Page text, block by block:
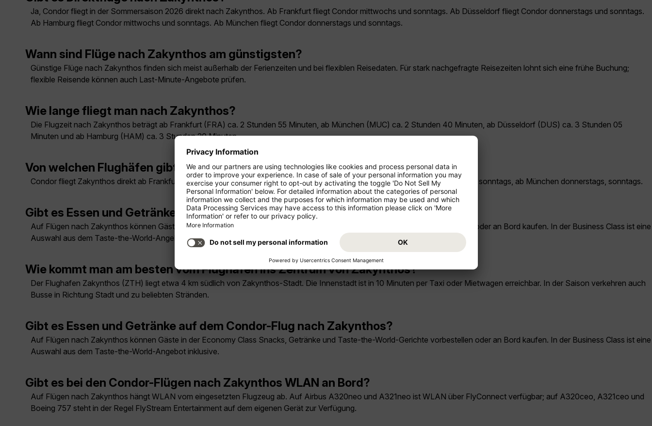
Ja, Condor fliegt in der Sommersaison 2026 direkt nach Zakynthos. Ab Frankfurt fliegt Condor mittwochs und sonntags. Ab Düsseldorf fliegt Condor donnerstags und sonntags.
Ab Hamburg fliegt Condor mittwochs und sonntags. Ab München fliegt Condor donnerstags und sonntags.
Wann sind Flüge nach Zakynthos am günstigsten?
Günstige Flüge nach Zakynthos finden sich meist außerhalb der Ferienzeiten und bei flexiblen Reisedaten. Für stark nachgefragte Reisezeiten lohnt sich eine frühe Buchung;
flexible Reisende können auch Last-Minute-Angebote prüfen.
Wie lange fliegt man nach Zakynthos?
Die Flugzeit nach Zakynthos beträgt ab Frankfurt (FRA) ca. 2 Stunden 55 Minuten, ab München (MUC) ca. 2 Stunden 40 Minuten, ab Düsseldorf (DUS) ca. 3 Stunden 05
Minuten und ab Hamburg (HAM) ca. 3 Stunden 20 Minuten.
Von welchen Flughäfen gibt es Flüge nach Zakynthos?
Condor fliegt Zakynthos direkt ab Frankfurt mittwochs, sonntags, ab Düsseldorf donnerstags, sonntags, ab Hamburg mittwochs, sonntags, ab München donnerstags, sonntags.
Gibt es Essen und Getränke auf dem Condor-Flug nach Zakynthos?
Auf Flügen nach Zakynthos können Gäste in der Economy Class Snacks, Getränke und Taste-the-World-Gerichte vorbestellen oder an Bord kaufen. In der Business Class ist eine
Auswahl aus dem Taste-the-World-Angebot inklusive.
Wie kommt man am besten vom Flughafen ins Zentrum von Zakynthos?
Der Flughafen Zakynthos (ZTH) liegt etwa 4 km südlich von Zakynthos-Stadt. Die Innenstadt ist in 10 Minuten per Taxi oder Mietwagen erreichbar. In der Saison verkehren auch
Busse in Richtung Stadt und zu beliebten Stränden.
Gibt es Essen und Getränke auf dem Condor-Flug nach Zakynthos?
Auf Flügen nach Zakynthos können Gäste in der Economy Class Snacks, Getränke und Taste-the-World-Gerichte vorbestellen oder an Bord kaufen. In der Business Class ist eine
Auswahl aus dem Taste-the-World-Angebot inklusive.
Gibt es bei den Condor-Flügen nach Zakynthos WLAN an Bord?
Auf Flügen nach Zakynthos hängt WLAN vom eingesetzten Flugzeug ab. Auf Airbus A320neo und A321neo ist WLAN über FlyConnect verfügbar; auf A320ceo, A321ceo und
Boeing 757 steht in der Regel FlyStream Entertainment auf dem eigenen Gerät zur Verfügung.